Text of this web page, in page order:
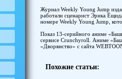
Журнал Weekly Young Jump
работали сценарист Эрика
номере Weekly Young Jump,
Показ 13-серийного аниме
сервисе Crunchyroll. Аниме
«Дворянство» с сайта
Похожие статьи: